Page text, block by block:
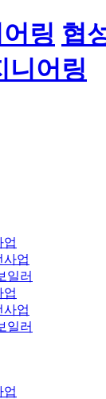
링 협
니어링
업
사업
일러
업
사업
일러
업